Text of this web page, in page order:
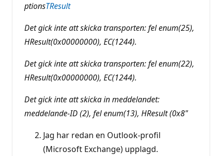
ptionsTResult
Det gick inte att skicka transporten: fel enum(25),
HResult(0x00000000), EC(1244).
Det gick inte att skicka transporten: fel enum(22),
HResult(0x00000000), EC(1244).
Det gick inte att skicka in meddelandet:
meddelande-ID (2), fel enum(13), HResult (0x8"
Jag har redan en Outlook-profil
(Microsoft Exchange) upplagd.